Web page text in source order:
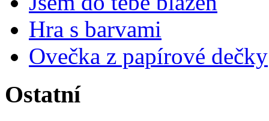
Hra s barvami
Ovečka z papírové dečky
Ostatní